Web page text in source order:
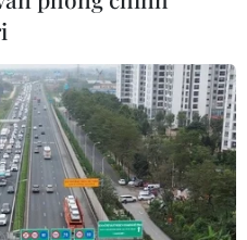
xuất khẩu để